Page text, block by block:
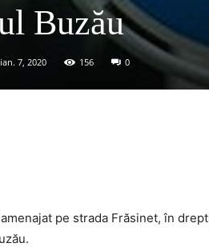
Buzău
ian. 7, 2020 156 0
pe strada Frăsinet, în